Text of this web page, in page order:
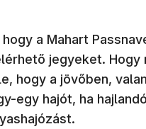
a Mahart
jegyeket. Hogy
hogy a jövőben,
egy hajót, ha